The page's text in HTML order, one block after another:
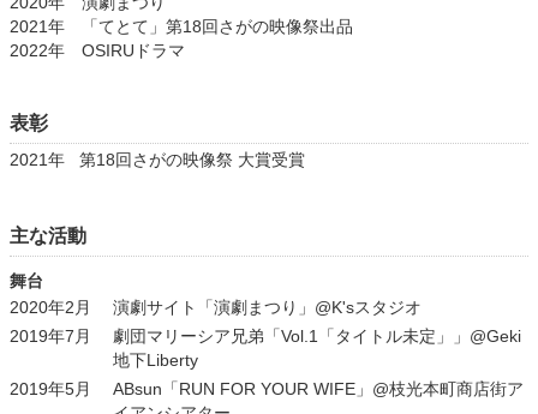
2021年 「てとて」第18回さがの映像祭出品
2022年 OSIRUドラマ
表彰
2021年 第18回さがの映像祭 大賞受賞
主な活動
舞台
2020年2月
演劇サイト「演劇まつり」@K'sスタジオ
2019年7月
劇団マリーシア兄弟「Vol.1「タイトル未定」」@Geki
地下Liberty
2019年5月
ABsun「RUN FOR YOUR WIFE」@枝光本町商店街ア